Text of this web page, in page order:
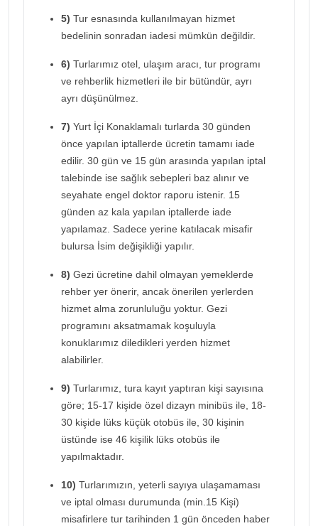
5) Tur esnasında kullanılmayan hizmet
bedelinin sonradan iadesi mümkün değildir.
6) Turlarımız otel, ulaşım aracı, tur programı
ve rehberlik hizmetleri ile bir bütündür, ayrı
ayrı düşünülmez.
7) Yurt İçi Konaklamalı turlarda 30 günden
önce yapılan iptallerde ücretin tamamı iade
edilir. 30 gün ve 15 gün arasında yapılan iptal
talebinde ise sağlık sebepleri baz alınır ve
seyahate engel doktor raporu istenir. 15
günden az kala yapılan iptallerde iade
yapılamaz. Sadece yerine katılacak misafir
bulursa İsim değişikliği yapılır.
8) Gezi ücretine dahil olmayan yemeklerde
rehber yer önerir, ancak önerilen yerlerden
hizmet alma zorunluluğu yoktur. Gezi
programını aksatmamak koşuluyla
konuklarımız diledikleri yerden hizmet
alabilirler.
9) Turlarımız, tura kayıt yaptıran kişi sayısına
göre; 15-17 kişide özel dizayn minibüs ile, 18-
30 kişide lüks küçük otobüs ile, 30 kişinin
üstünde ise 46 kişilik lüks otobüs ile
yapılmaktadır.
10) Turlarımızın, yeterli sayıya ulaşamaması
ve iptal olması durumunda (min.15 Kişi)
misafirlere tur tarihinden 1 gün önceden haber